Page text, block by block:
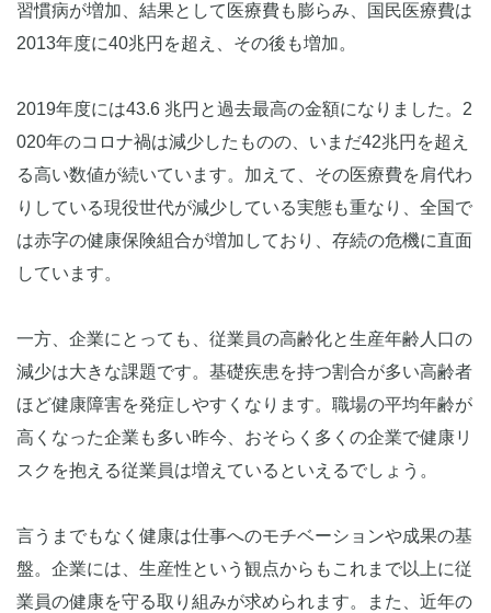
習慣病が増加、結果として医療費も膨らみ、国民医療費は
2013年度に40兆円を超え、その後も増加。
2019年度には43.6 兆円と過去最高の金額になりました。2
020年のコロナ禍は減少したものの、いまだ42兆円を超え
る高い数値が続いています。加えて、その医療費を肩代わ
りしている現役世代が減少している実態も重なり、全国で
は赤字の健康保険組合が増加しており、存続の危機に直面
しています。
一方、企業にとっても、従業員の高齢化と生産年齢人口の
減少は大きな課題です。基礎疾患を持つ割合が多い高齢者
ほど健康障害を発症しやすくなります。職場の平均年齢が
高くなった企業も多い昨今、おそらく多くの企業で健康リ
スクを抱える従業員は増えているといえるでしょう。
言うまでもなく健康は仕事へのモチベーションや成果の基
盤。企業には、生産性という観点からもこれまで以上に従
業員の健康を守る取り組みが求められます。また、近年の